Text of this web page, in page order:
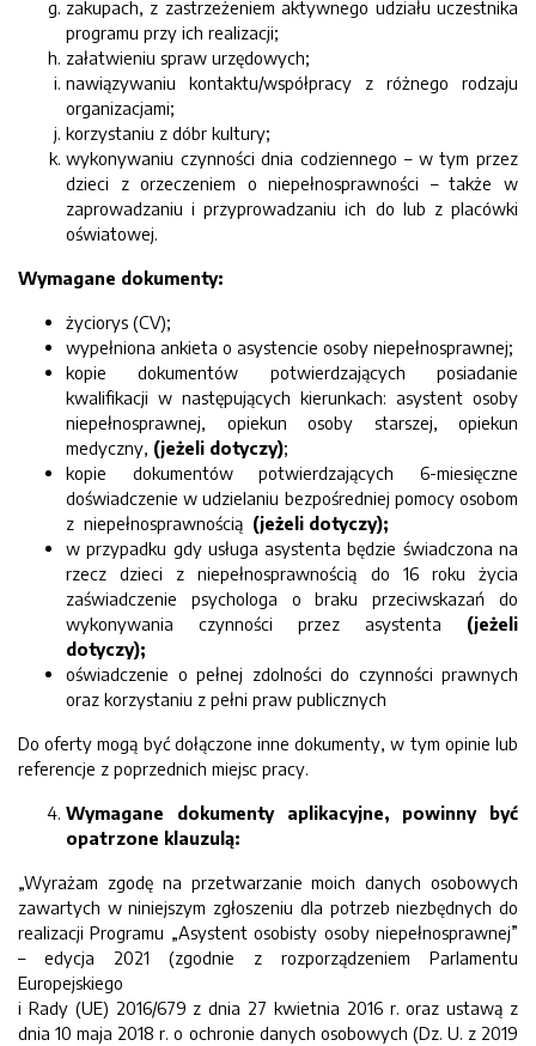
zakupach, z zastrzeżeniem aktywnego udziału uczestnika
programu przy ich realizacji;
załatwieniu spraw urzędowych;
nawiązywaniu kontaktu/współpracy z różnego rodzaju
organizacjami;
korzystaniu z dóbr kultury;
wykonywaniu czynności dnia codziennego – w tym przez
dzieci z orzeczeniem o niepełnosprawności – także w
zaprowadzaniu i przyprowadzaniu ich do lub z placówki
oświatowej.
Wymagane dokumenty:
życiorys (CV);
wypełniona ankieta o asystencie osoby niepełnosprawnej;
kopie dokumentów potwierdzających posiadanie
kwalifikacji w następujących kierunkach: asystent osoby
niepełnosprawnej, opiekun osoby starszej, opiekun
medyczny, (jeżeli dotyczy);
kopie dokumentów potwierdzających 6-miesięczne
doświadczenie w udzielaniu bezpośredniej pomocy osobom
z niepełnosprawnością (jeżeli dotyczy);
w przypadku gdy usługa asystenta będzie świadczona na
rzecz dzieci z niepełnosprawnością do 16 roku życia
zaświadczenie psychologa o braku przeciwskazań do
wykonywania czynności przez asystenta (jeżeli
dotyczy);
oświadczenie o pełnej zdolności do czynności prawnych
oraz korzystaniu z pełni praw publicznych
Do oferty mogą być dołączone inne dokumenty, w tym opinie lub
referencje z poprzednich miejsc pracy.
Wymagane dokumenty aplikacyjne, powinny być
opatrzone klauzulą:
„Wyrażam zgodę na przetwarzanie moich danych osobowych
zawartych w niniejszym zgłoszeniu dla potrzeb niezbędnych do
realizacji Programu „Asystent osobisty osoby niepełnosprawnej”
– edycja 2021 (zgodnie z rozporządzeniem Parlamentu
Europejskiego
i Rady (UE) 2016/679 z dnia 27 kwietnia 2016 r. oraz ustawą z
dnia 10 maja 2018 r. o ochronie danych osobowych (Dz. U. z 2019